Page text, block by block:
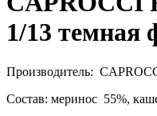
1/13 темная
Производитель:
Состав: меринос 55%,